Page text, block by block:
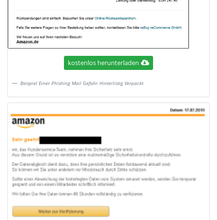
kostenlos herunterladen
Beispiel Einer Phishing Mail Gefahr Hinterlistig Verpackt